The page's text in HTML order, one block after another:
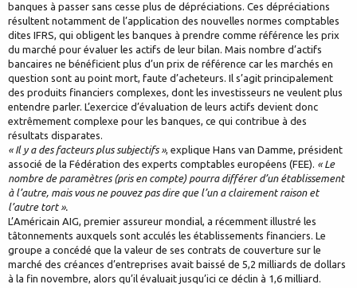
banques à passer sans cesse plus de dépréciations. Ces dépréciations
résultent notamment de l’application des nouvelles normes comptables
dites IFRS, qui obligent les banques à prendre comme référence les prix
du marché pour évaluer les actifs de leur bilan. Mais nombre d’actifs
bancaires ne bénéficient plus d’un prix de référence car les marchés en
question sont au point mort, faute d’acheteurs. Il s’agit principalement
des produits financiers complexes, dont les investisseurs ne veulent plus
entendre parler. L’exercice d’évaluation de leurs actifs devient donc
extrêmement complexe pour les banques, ce qui contribue à des
résultats disparates.
« Il y a des facteurs plus subjectifs », explique Hans van Damme, président
associé de la Fédération des experts comptables européens (FEE). « Le
nombre de paramètres (pris en compte) pourra différer d’un établissement
à l’autre, mais vous ne pouvez pas dire que l’un a clairement raison et
l’autre tort ».
L’Américain AIG, premier assureur mondial, a récemment illustré les
tâtonnements auxquels sont acculés les établissements financiers. Le
groupe a concédé que la valeur de ses contrats de couverture sur le
marché des créances d’entreprises avait baissé de 5,2 milliards de dollars
à la fin novembre, alors qu’il évaluait jusqu’ici ce déclin à 1,6 milliard.